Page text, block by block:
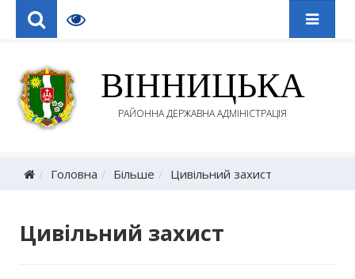
ВІННИЦЬКА
РАЙОННА ДЕРЖАВНА АДМІНІСТРАЦІЯ
Головна Більше Цивільний захист
Цивільний захист